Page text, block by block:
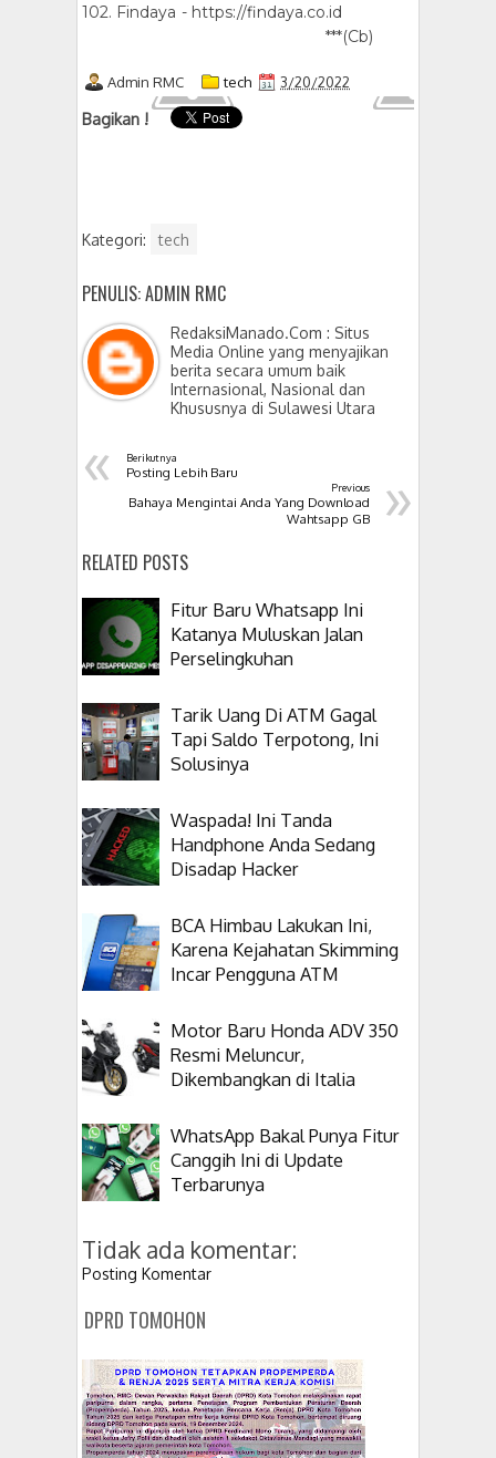
102. Findaya - https://findaya.co.id
***(Cb)
Admin RMC tech 3/20/2022
Bagikan !
Kategori: tech
PENULIS: ADMIN RMC
RedaksiManado.Com : Situs
Media Online yang menyajikan
berita secara umum baik
Internasional, Nasional dan
Khususnya di Sulawesi Utara
« Berikutnya
Posting Lebih Baru »
Previous
Bahaya Mengintai Anda Yang Download
Wahtsapp GB
RELATED POSTS
Fitur Baru Whatsapp Ini
Katanya Muluskan Jalan
Perselingkuhan
Tarik Uang Di ATM Gagal
Tapi Saldo Terpotong, Ini
Solusinya
Waspada! Ini Tanda
Handphone Anda Sedang
Disadap Hacker
BCA Himbau Lakukan Ini,
Karena Kejahatan Skimming
Incar Pengguna ATM
Motor Baru Honda ADV 350
Resmi Meluncur,
Dikembangkan di Italia
WhatsApp Bakal Punya Fitur
Canggih Ini di Update
Terbarunya
Tidak ada komentar:
Posting Komentar
DPRD TOMOHON